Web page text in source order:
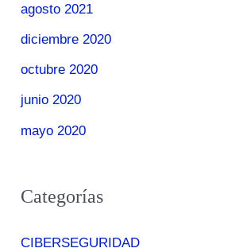
agosto 2021
diciembre 2020
octubre 2020
junio 2020
mayo 2020
Categorías
CIBERSEGURIDAD